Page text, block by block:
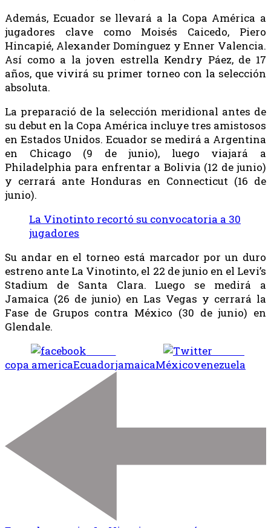
Además, Ecuador se llevará a la Copa América a
jugadores clave como Moisés Caicedo, Piero
Hincapié, Alexander Domínguez y Enner Valencia.
Así como a la joven estrella Kendry Páez, de 17
años, que vivirá su primer torneo con la selección
absoluta.
La preparació de la selección meridional antes de
su debut en la Copa América incluye tres amistosos
en Estados Unidos. Ecuador se medirá a Argentina
en Chicago (9 de junio), luego viajará a
Philadelphia para enfrentar a Bolivia (12 de junio)
y cerrará ante Honduras en Connecticut (16 de
junio).
La Vinotinto recortó su convocatoria a 30
jugadores
Su andar en el torneo está marcador por un duro
estreno ante La Vinotinto, el 22 de junio en el Levi’s
Stadium de Santa Clara. Luego se medirá a
Jamaica (26 de junio) en Las Vegas y cerrará la
Fase de Grupos contra México (30 de junio) en
Glendale.
copa americaEcuadorjamaicaMéxicovenezuela